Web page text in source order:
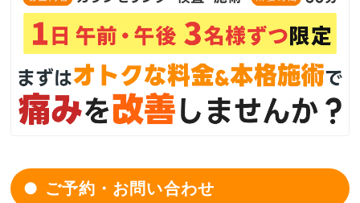
ご予約・お問い合わせ